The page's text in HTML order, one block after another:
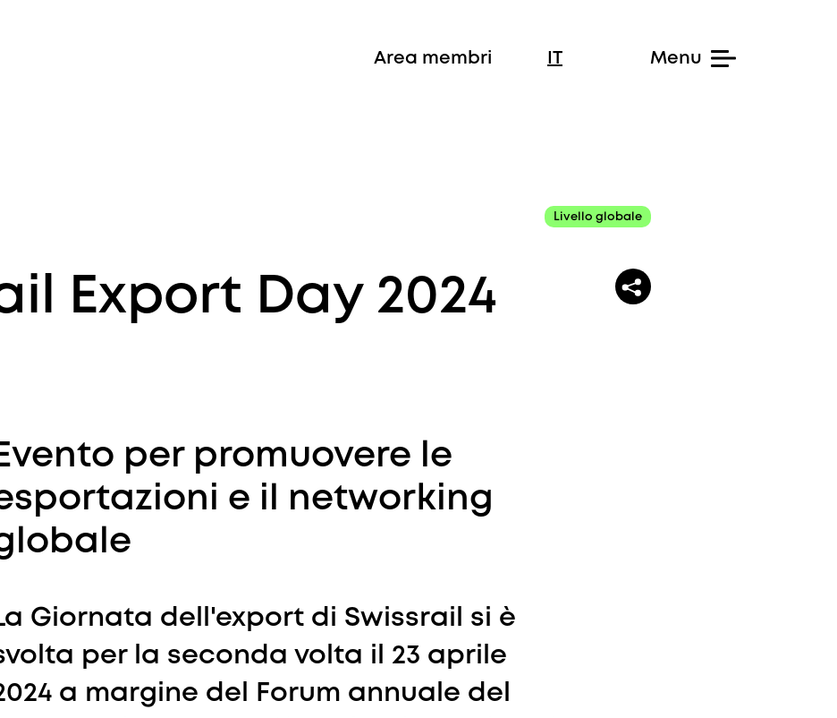
Area membri IT
Livello globale
Export Day 2024
Evento per promuovere le
e il networking
Giornata dell'export di Swissrail si è
per la seconda volta il 23 aprile
a margine del Forum annuale del